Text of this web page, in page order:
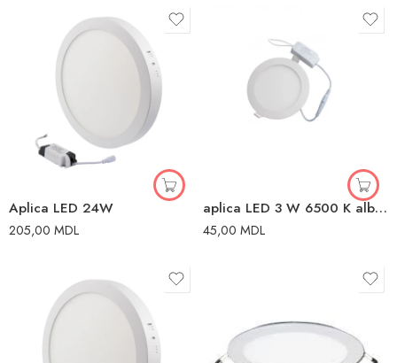
Aplica LED 24W
205,00 MDL
aplica LED 3 W 6500 K alb alb
45,00 MDL